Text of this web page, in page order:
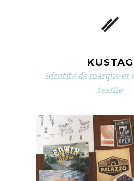
KUSTAG
Identité de marque et
textile